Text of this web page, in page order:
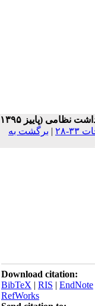
دوره ۱۱، شماره ۳ - ( علوم پیراپزشکی و بهداشت نظامی (پاییز ۱۳۹۵)
|برگشت به
Download citation:
BibTeX|RIS|
RefWorks